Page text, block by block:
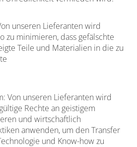
unseren Lieferanten wird
zu minimieren, dass gefälschte
Teile und Materialien in die zu
Von unseren Lieferanten wird
Rechte an geistigem
und wirtschaftlich
anwenden, um den Transfer
und Know-how zu